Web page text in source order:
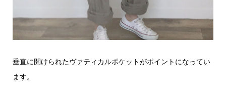
垂直に開けられたヴァティカルポケットがポイントになってい
ます。